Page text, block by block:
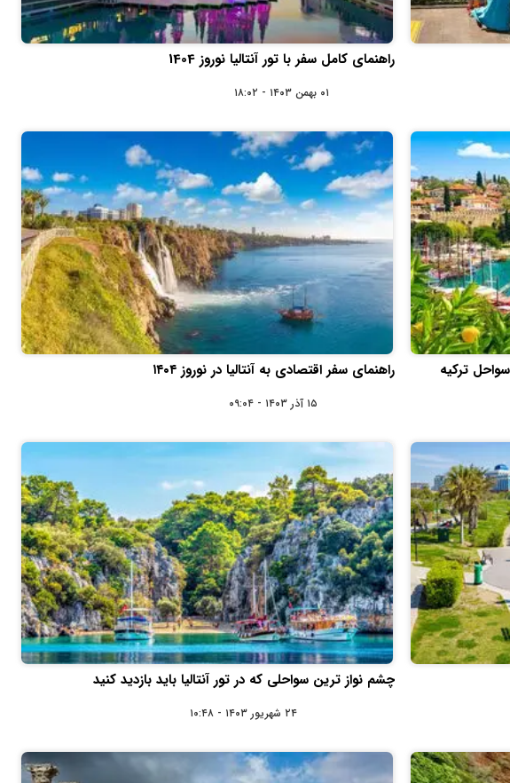
راهنمای کامل سفر با تور آنتالیا نوروز 1404
۰۱ بهمن ۱۴۰۳ - ۱۸:۰۲
راهنمای سفر اقتصادی به آنتالیا در نوروز ۱۴۰۴
۱۵ آذر ۱۴۰۳ - ۰۹:۰۴
چشم نواز ترین سواحلی که در تور آنتالیا باید بازدید کنید
۲۴ شهریور ۱۴۰۳ - ۱۰:۴۸